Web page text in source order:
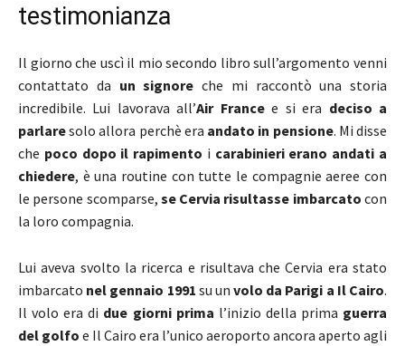
testimonianza
Il giorno che uscì il mio secondo libro sull’argomento venni
contattato da un signore che mi raccontò una storia
incredibile. Lui lavorava all’Air Francee si era deciso a
parlaresolo allora perchè era andato in pensione. Mi disse
che poco dopo il rapimento i carabinieri erano andati a
chiedere, è una routine con tutte le compagnie aeree con
le persone scomparse, se Cervia risultasse imbarcato con
la loro compagnia.
Lui aveva svolto la ricerca e risultava che Cervia era stato
imbarcato nel gennaio 1991 su unvolo da Parigi a Il Cairo.
Il volo era di due giorni prima l’inizio della prima guerra
del golfo e Il Cairo era l’unico aeroporto ancora aperto agli